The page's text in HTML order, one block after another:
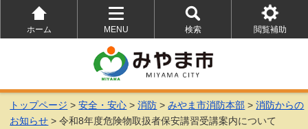
ホーム
MENU
を
開
く
検索
を
開
く
閲覧補助
を
トップページ >安全・安心 >消防 >みやま市消防本部 >消防からの
お知らせ > 令和8年度危険物取扱者保安講習受講案内について